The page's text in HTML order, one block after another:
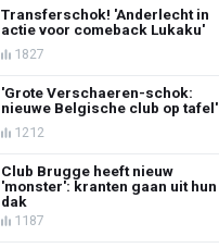
Transferschok! 'Anderlecht in
actie voor comeback Lukaku'
1827
'Grote Verschaeren-schok:
nieuwe Belgische club op tafel'
1212
Club Brugge heeft nieuw
'monster': kranten gaan uit hun
dak
1187